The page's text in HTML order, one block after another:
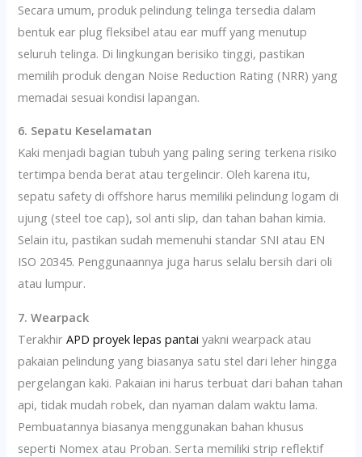
Secara umum, produk pelindung telinga tersedia dalam
bentuk ear plug fleksibel atau ear muff yang menutup
seluruh telinga. Di lingkungan berisiko tinggi, pastikan
memilih produk dengan Noise Reduction Rating (NRR) yang
memadai sesuai kondisi lapangan.
6. Sepatu Keselamatan
Kaki menjadi bagian tubuh yang paling sering terkena risiko
tertimpa benda berat atau tergelincir. Oleh karena itu,
sepatu safety di offshore harus memiliki pelindung logam di
ujung (steel toe cap), sol anti slip, dan tahan bahan kimia.
Selain itu, pastikan sudah memenuhi standar SNI atau EN
ISO 20345. Penggunaannya juga harus selalu bersih dari oli
atau lumpur.
7. Wearpack
TerakhirAPD proyek lepas pantai yakni wearpack atau
pakaian pelindung yang biasanya satu stel dari leher hingga
pergelangan kaki. Pakaian ini harus terbuat dari bahan tahan
api, tidak mudah robek, dan nyaman dalam waktu lama.
Pembuatannya biasanya menggunakan bahan khusus
seperti Nomex atau Proban. Serta memiliki strip reflektif